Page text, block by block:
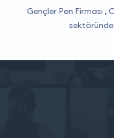
Gençler Pen Firması ,